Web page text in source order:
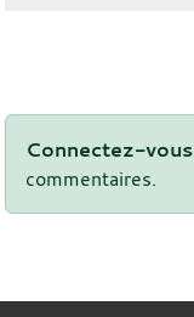
Connectez-vous
commentaires.